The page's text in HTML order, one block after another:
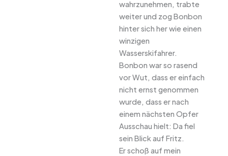
wahrzunehmen, trabte
weiter und zog Bonbon
hinter sich her wie einen
winzigen
Wasserskifahrer.
Bonbon war so rasend
vor Wut, dass er einfach
nicht ernst genommen
wurde, dass er nach
einem nächsten Opfer
Ausschau hielt: Da fiel
sein Blick auf Fritz.
Er schoß auf mein